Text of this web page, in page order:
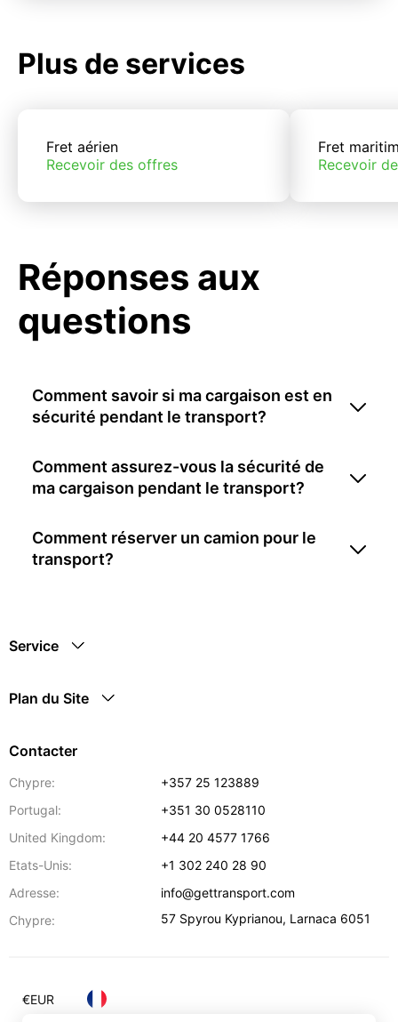
Plus de services
Fret aérien
Recevoir des offres
Fret
Recevoir
Réponses aux
questions
Comment savoir si ma cargaison est en
sécurité pendant le transport?
Comment assurez-vous la sécurité de
ma cargaison pendant le transport?
Comment réserver un camion pour le
transport?
Service
Plan du Site
Contacter
Chypre:
+357 25 123889
Portugal:
+351 30 0528110
United Kingdom:
+44 20 4577 1766
Etats-Unis:
+1 302 240 28 90
Adresse:
info@gettransport.com
Chypre:
57 Spyrou Kyprianou, Larnaca 6051
€EUR